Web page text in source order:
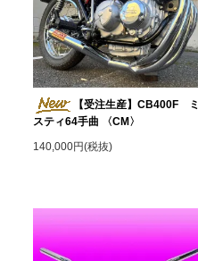
【受注生産】CB400F ミ
スティ64手曲 〈CM〉
140,000円(税抜)